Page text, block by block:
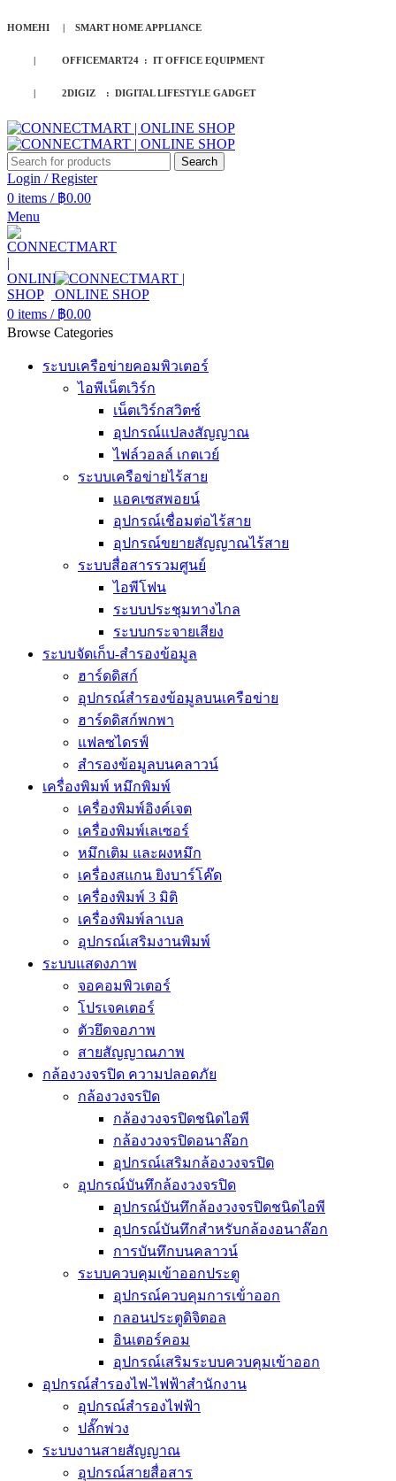
HOMEHI | SMART HOME APPLIANCE
| OFFICEMART24 : IT OFFICE EQUIPMENT
| 2DIGIZ : DIGITAL LIFESTYLE GADGET
Search
Login / Register
0 items / ฿0.00
Menu
0 items / ฿0.00
Browse Categories
ระบบเครือข่ายคอมพิวเตอร์
ไอพีเน็ตเวิร์ก
เน็ตเวิร์กสวิตซ์
อุปกรณ์แปลงสัญญาณ
ไฟล์วอลล์ เกตเวย์
ระบบเครือข่ายไร้สาย
แอคเซสพอยน์
อุปกรณ์เชื่อมต่อไร้สาย
อุปกรณ์ขยายสัญญาณไร้สาย
ระบบสื่อสารรวมศูนย์
ไอพีโฟน
ระบบประชุมทางไกล
ระบบกระจายเสียง
ระบบจัดเก็บ-สำรองข้อมูล
ฮาร์ดดิสก์
อุปกรณ์สำรองข้อมูลบนเครือข่าย
ฮาร์ดดิสก์พกพา
แฟลซไดรฟ์
สำรองข้อมูลบนคลาวน์
เครื่องพิมพ์ หมึกพิมพ์
เครื่องพิมพ์อิงค์เจต
เครื่องพิมพ์เลเซอร์
หมึกเติม และผงหมึก
เครื่องสแกน ยิงบาร์โค๊ด
เครื่องพิมพ์ 3 มิติ
เครื่องพิมพ์ลาเบล
อุปกรณ์เสริมงานพิมพ์
ระบบแสดงภาพ
จอคอมพิวเตอร์
โปรเจคเตอร์
ตัวยึดจอภาพ
สายสัญญาณภาพ
กล้องวงจรปิด ความปลอดภัย
กล้องวงจรปิด
กล้องวงจรปิดชนิดไอพี
กล้องวงจรปิดอนาล๊อก
อุปกรณ์เสริมกล้องวงจรปิด
อุปกรณ์บันทึกล้องวงจรปิด
อุปกรณ์บันทึกล้องวงจรปิดชนิดไอพี
อุปกรณ์บันทึกสำหรับกล้องอนาล๊อก
การบันทึกบนคลาวน์
ระบบควบคุมเข้าออกประตู
อุปกรณ์ควบคุมการเข้่าออก
กลอนประตูดิจิตอล
อินเตอร์คอม
อุปกรณ์เสริมระบบควบคุมเข้าออก
อุปกรณ์สำรองไฟ-ไฟฟ้าสำนักงาน
อุปกรณ์สำรองไฟฟ้า
ปลั๊กพ่วง
ระบบงานสายสัญญาณ
อุปกรณ์สายสื่อสาร